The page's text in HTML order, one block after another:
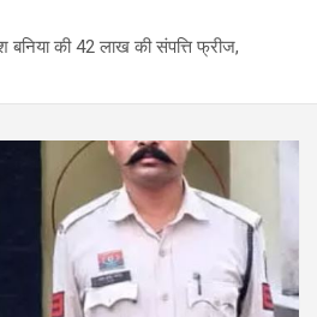
बनिया की 42 लाख की संपत्ति फ्रीज,